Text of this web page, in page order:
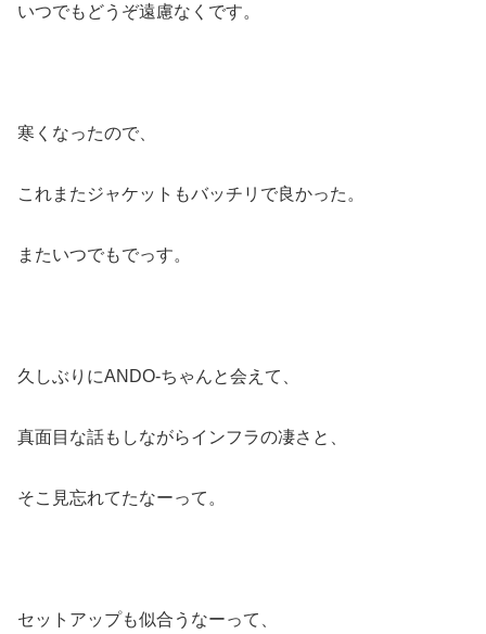
いつでもどうぞ遠慮なくです。
寒くなったので、
これまたジャケットもバッチリで良かった。
またいつでもでっす。
久しぶりにANDO-ちゃんと会えて、
真面目な話もしながらインフラの凄さと、
そこ見忘れてたなーって。
セットアップも似合うなーって、